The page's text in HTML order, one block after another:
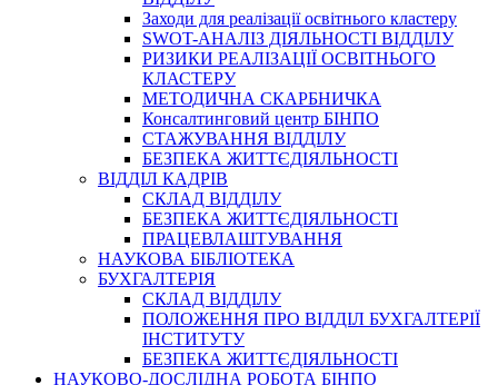
Заходи для реалізації освітнього кластеру
SWOT-АНАЛІЗ ДІЯЛЬНОСТІ ВІДДІЛУ
РИЗИКИ РЕАЛІЗАЦІЇ ОСВІТНЬОГО
КЛАСТЕРУ
МЕТОДИЧНА СКАРБНИЧКА
Консалтинговий центр БІНПО
СТАЖУВАННЯ ВІДДІЛУ
БЕЗПЕКА ЖИТТЄДІЯЛЬНОСТІ
ВІДДІЛ КАДРІВ
СКЛАД ВІДДІЛУ
БЕЗПЕКА ЖИТТЄДІЯЛЬНОСТІ
ПРАЦЕВЛАШТУВАННЯ
НАУКОВА БІБЛІОТЕКА
БУХГАЛТЕРІЯ
СКЛАД ВІДДІЛУ
ПОЛОЖЕННЯ ПРО ВІДДІЛ БУХГАЛТЕРІЇ
ІНСТИТУТУ
БЕЗПЕКА ЖИТТЄДІЯЛЬНОСТІ
НАУКОВО-ДОСЛІДНА РОБОТА БІНПО